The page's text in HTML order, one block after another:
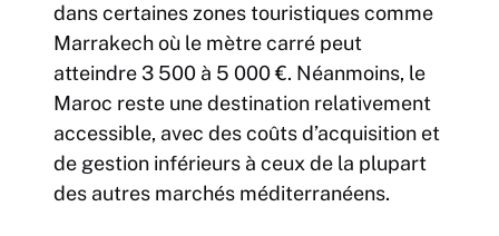
dans certaines zones touristiques comme
Marrakech où le mètre carré peut
atteindre 3 500 à 5 000 €. Néanmoins, le
Maroc reste une destination relativement
accessible, avec des coûts d’acquisition et
de gestion inférieurs à ceux de la plupart
des autres marchés méditerranéens.